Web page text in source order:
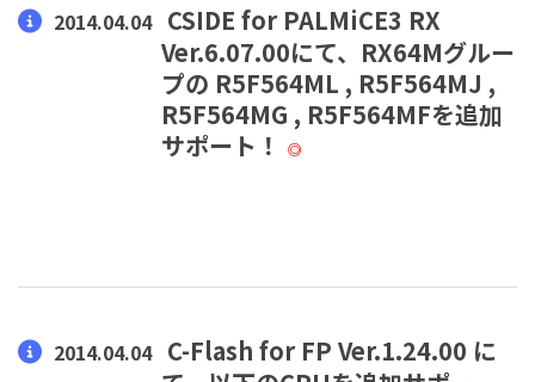
2014.04.04 CSIDE for PALMiCE3 RX
Ver.6.07.00にて、RX64Mグルー
プの R5F564ML , R5F564MJ ,
R5F564MG , R5F564MFを追加
サポート！
◎
2014.04.04 C-Flash for FP Ver.1.24.00 に